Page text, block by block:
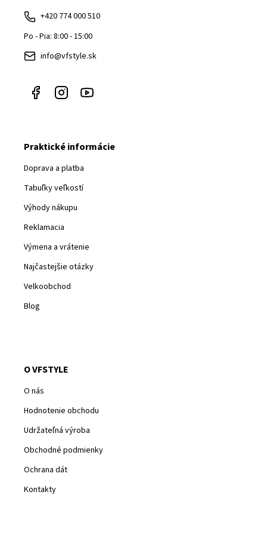
+420 774 000 510
Po - Pia: 8:00 - 15:00
info@vfstyle.sk
Praktické informácie
Doprava a platba
Tabuľky veľkostí
Výhody nákupu
Reklamacia
Výmena a vrátenie
Najčastejšie otázky
Velkoobchod
Blog
O VFSTYLE
O nás
Hodnotenie obchodu
Udržateľná výroba
Obchodné podmienky
Ochrana dát
Kontakty